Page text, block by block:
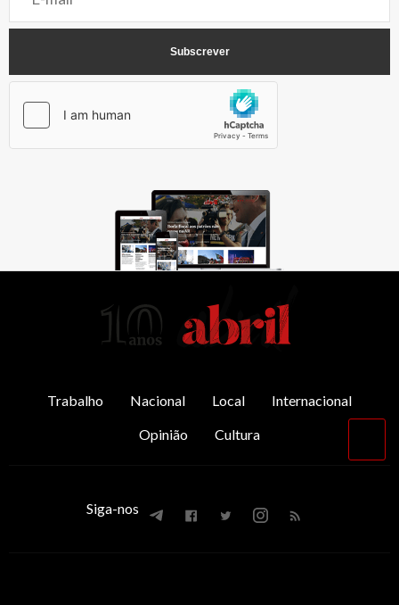
Trabalho Nacional Local
Internacional
Opinião
Cultura
Siga-nos